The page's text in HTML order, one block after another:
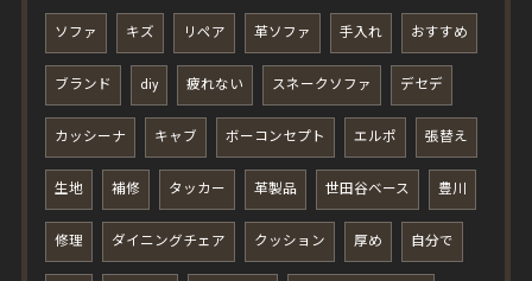
ソファ キズ リペア 革ソファ 手入れ おすすめ
ブランド diy 疲れない スネークソファ デセデ
カッシーナ キャブ ボーコンセプト エルポ 張替え
生地 補修 タッカー 革製品 世田谷ベース 豊川
修理 ダイニングチェア クッション 厚め 自分で